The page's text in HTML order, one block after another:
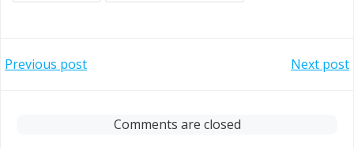
Post
navigation
Previous post
navigation
Next post
Comments are closed